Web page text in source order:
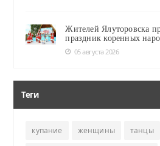
Жителей Ялуторовска
праздник коренных
05 августа 2026
Теги
купание женщины танцы